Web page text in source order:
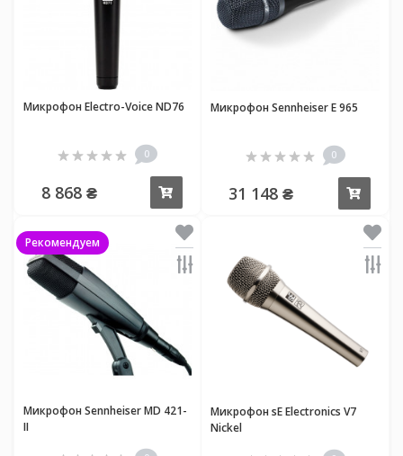
Микрофон Electro-Voice ND76
0
8 868 ₴
Микрофон Sennheiser E 965
0
31 148 ₴
Рекомендуем
Микрофон Sennheiser MD 421-
II
Микрофон sE Electronics V7
Nickel